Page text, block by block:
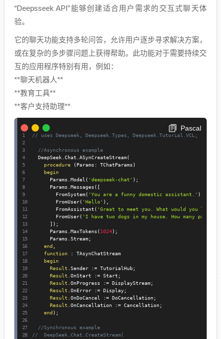
“Deepsseek API”能够创建适合用户需求的交互式聊天体
验。
它的聊天功能支持多轮问答，允许用户逐步寻求解决方案，
或在复杂的多步骤问题上获得帮助。此功能对于需要持续交
互的应用程序特别有用，例如：
**聊天机器人**
**教育工具**
**客户支持助理**
Pascal
// uses Deepseek, Deepseek.Types, Deepseek.Tutorial.VCL;
//Asynchronous example
  DeepSeek
Chat ASynCreateStream(
procedure
( Params : TChatParams )
begin
      Params
Model ( 'deepseek-chat' ) ;
      Params
Messages ( [
        FromSystem
( 'You are a funny domestic assistant.' )
        FromUser
( 'Hello' )
        FromAssistant
( 'Great to meet you. What would you like
        FromUser
( 'I have two dogs in my house. How many paws
] ) ;
      Params
MaxTokens ( 1024) ;
      Params
Stream;
end
function
:
TAsynChatStream
begin
Result
Sender := TutorialHub;
Result
OnStart := Start ;
Result
OnProgress := DisplayStream;
Result
OnError := Display;
Result
OnDoCancel := DoCancellation;
Result
OnCancellation := Cancellation;
end ) ;
//Synchronous example
//  DeepSeek.Chat.CreateStream(